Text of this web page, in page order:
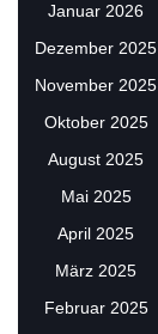
Januar 2026
Dezember 2025
November 2025
Oktober 2025
August 2025
Mai 2025
April 2025
März 2025
Februar 2025